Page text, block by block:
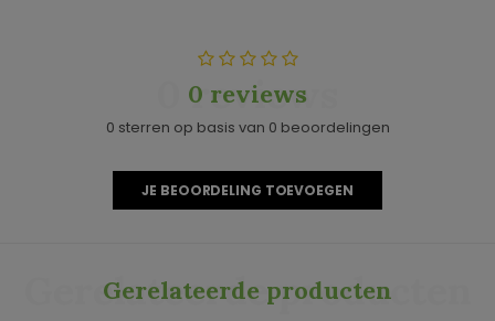
0 reviews
0 reviews
0 sterren op basis van 0 beoordelingen
JE BEOORDELING TOEVOEGEN
Gerelateerde producten
Gerelateerde producten